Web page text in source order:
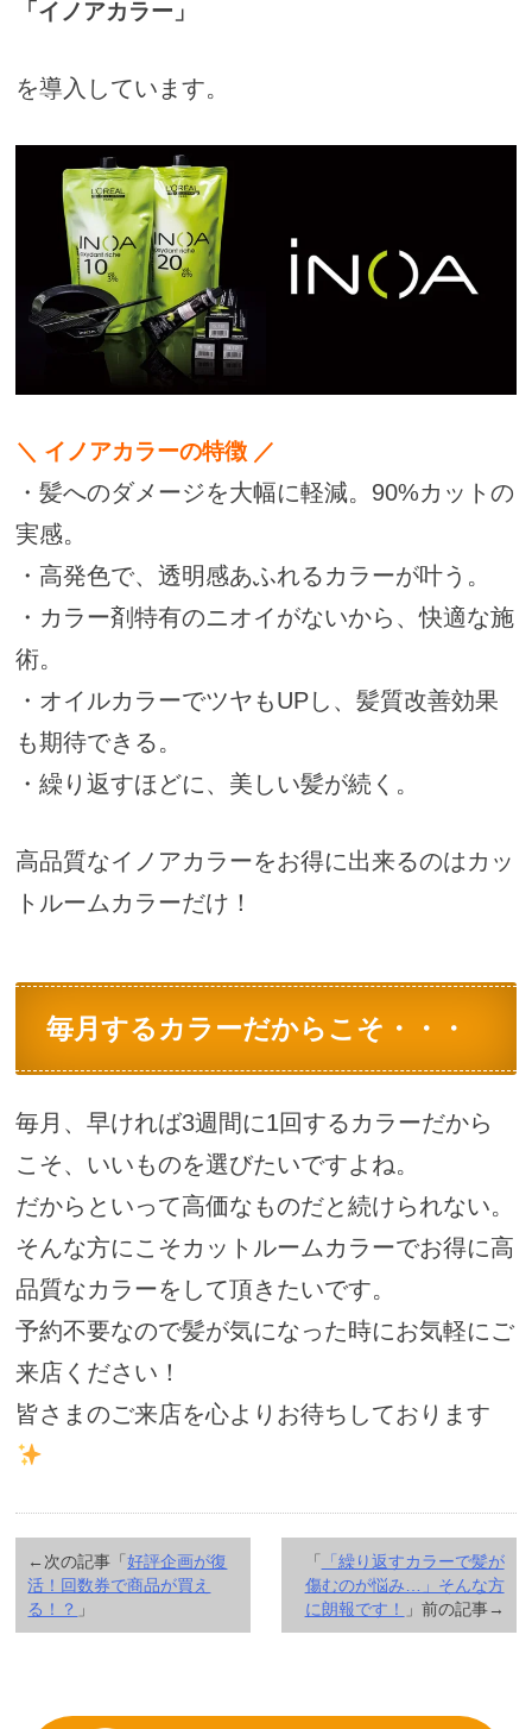
「イノアカラー」
を導入しています。
＼ イノアカラーの特徴 ／
・髪へのダメージを大幅に軽減。90%カットの
実感。
・高発色で、透明感あふれるカラーが叶う。
・カラー剤特有のニオイがないから、快適な施
術。
・オイルカラーでツヤもUPし、髪質改善効果
も期待できる。
・繰り返すほどに、美しい髪が続く。
高品質なイノアカラーをお得に出来るのはカッ
トルームカラーだけ！
毎月するカラーだからこそ・・・
毎月、早ければ3週間に1回するカラーだから
こそ、いいものを選びたいですよね。
だからといって高価なものだと続けられない。
そんな方にこそカットルームカラーでお得に高
品質なカラーをして頂きたいです。
予約不要なので髪が気になった時にお気軽にご
来店ください！
皆さまのご来店を心よりお待ちしております
「 「繰り返すカラーで髪が
傷むのが悩み…」そんな方
に朗報です！
」前の記事→
←次の記事「好評企画が復
活！回数券で商品が買え
る！？ 」